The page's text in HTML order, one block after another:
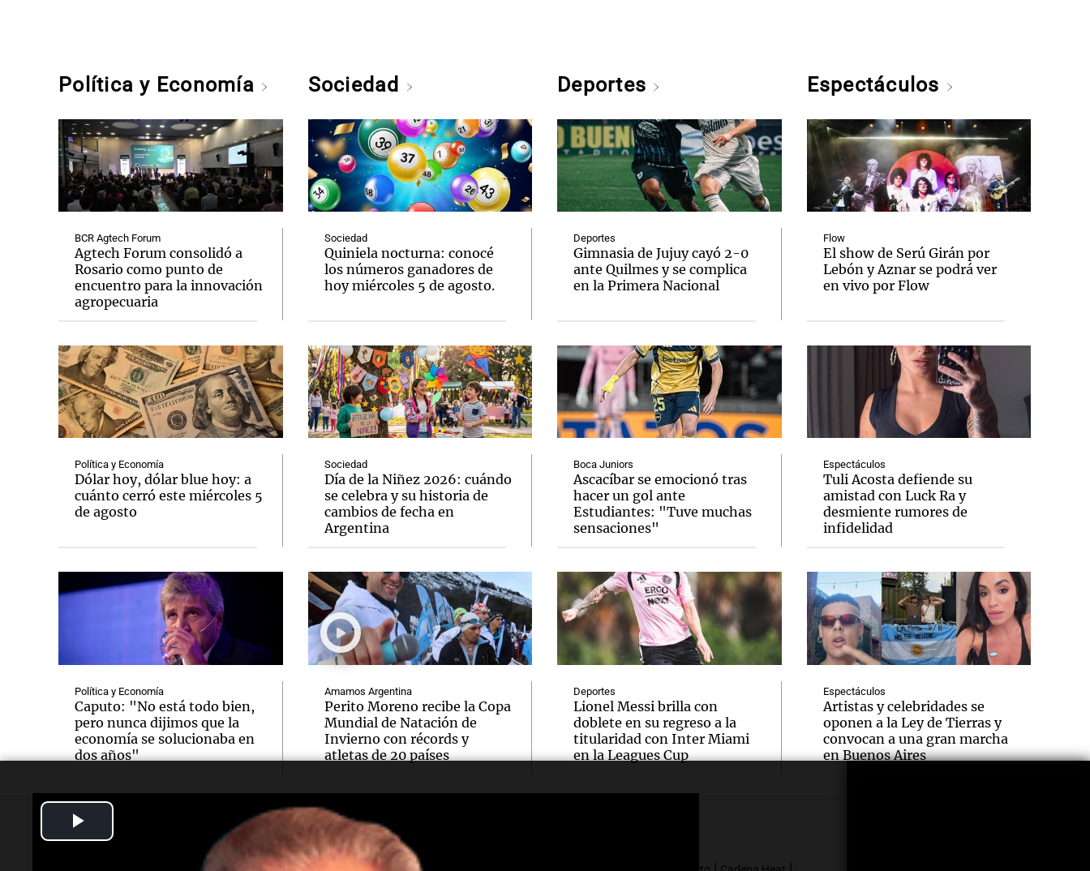
Política y Economía
BCR Agtech Forum
Agtech Forum consolidó a
Rosario como punto de
encuentro para la innovación
agropecuaria
Política y Economía
Dólar hoy, dólar blue hoy: a
cuánto cerró este miércoles 5
de agosto
Política y Economía
Caputo: "No está todo bien,
pero nunca dijimos que la
economía se solucionaba en
dos años"
Sociedad
Sociedad
Quiniela nocturna: conocé
los números ganadores de
hoy miércoles 5 de agosto.
Sociedad
Día de la Niñez 2026: cuándo
se celebra y su historia de
cambios de fecha en
Argentina
Amamos Argentina
Perito Moreno recibe la Copa
Mundial de Natación de
Invierno con récords y
atletas de 20 países
Deportes
Deportes
Gimnasia de Jujuy cayó 2-0
ante Quilmes y se complica
en la Primera Nacional
Boca Juniors
Ascacíbar se emocionó tras
hacer un gol ante
Estudiantes: "Tuve muchas
sensaciones"
Deportes
Lionel Messi brilla con
doblete en su regreso a la
titularidad con Inter Miami
en la Leagues Cup
Espectáculos
Flow
El show de Serú Girán por
Lebón y Aznar se podrá ver
en vivo por Flow
Espectáculos
Tuli Acosta defiende su
amistad con Luck Ra y
desmiente rumores de
infidelidad
Espectáculos
Artistas y celebridades se
oponen a la Ley de Tierras y
convocan a una gran marcha
en Buenos Aires
Descargá nuestra App